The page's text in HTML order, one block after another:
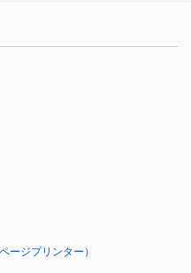
ージプリンター）